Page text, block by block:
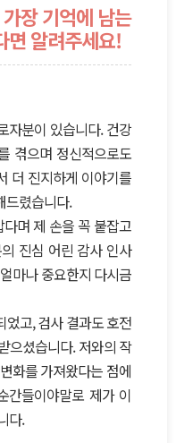
장 기억에 남는
면 알려주세요!
자분이 있습니다. 건강
겪으며 정신적으로도
더 진지하게 이야기를
드렸습니다.
며 제 손을 꼭 붙잡고
진심 어린 감사 인사
마나 중요한지 다시금
었고, 검사 결과도 호전
으셨습니다. 저와의 작
화를 가져왔다는 점에
간들이야말로 제가 이
다.